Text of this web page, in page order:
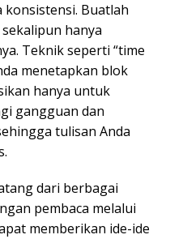
konsistensi. Buatlah
hanya
Teknik seperti “time
menetapkan blok
hanya untuk
gangguan dan
tulisan Anda
dari berbagai
pembaca melalui
memberikan ide-ide